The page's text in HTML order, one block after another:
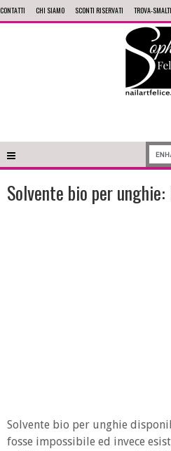
CONTATTI CHI SIAMO SCONTI RISERVATI TROVA-
Solvente bio per
Solvente bio per unghie
fosse impossibile ed invece